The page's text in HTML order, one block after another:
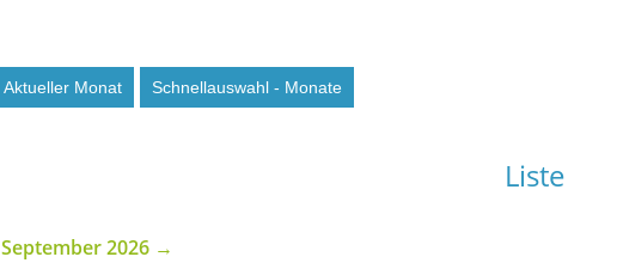
Aktueller Monat Schnellauswahl - Monate
September 2026 →
Liste